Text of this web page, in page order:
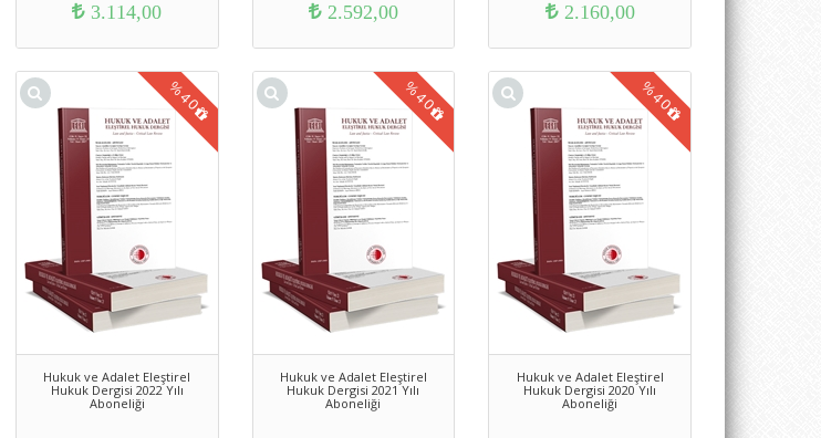
3.114,00 2.592,00 2.160,00
Hukuk ve Adalet Eleştirel
Hukuk Dergisi 2022 Yılı
Aboneliği
%40
Hukuk ve Adalet Eleştirel
Hukuk Dergisi 2021 Yılı
Aboneliği
%40
Hukuk ve Adalet Eleştirel
Hukuk Dergisi 2020 Yılı
Aboneliği
%40